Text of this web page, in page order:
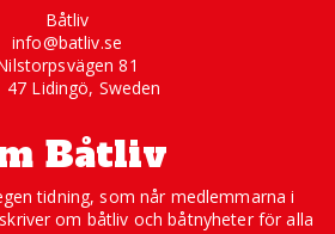
Båtliv
info@batliv.se
81
47 Lidingö, Sweden
Båtliv
tidning, som når medlemmarna i
om båtliv och båtnyheter för alla